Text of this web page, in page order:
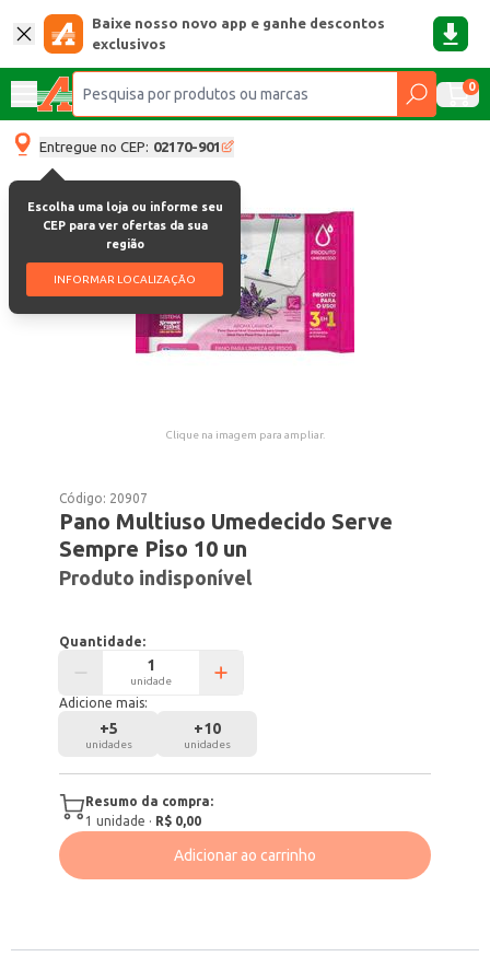
Baixe nosso novo app e ganhe descontos
exclusivos
0
Entregue no CEP: 02170-901
Escolha uma loja ou informe seu
CEP para ver ofertas da sua
região
INFORMAR LOCALIZAÇÃO
Clique na imagem para ampliar.
Código: 20907
Pano Multiuso Umedecido Serve
Sempre Piso 10 un
Produto indisponível
Quantidade:
unidade
Adicione mais:
+5
unidades
+10
unidades
Resumo da compra:
1 unidade · R$ 0,00
Adicionar ao carrinho